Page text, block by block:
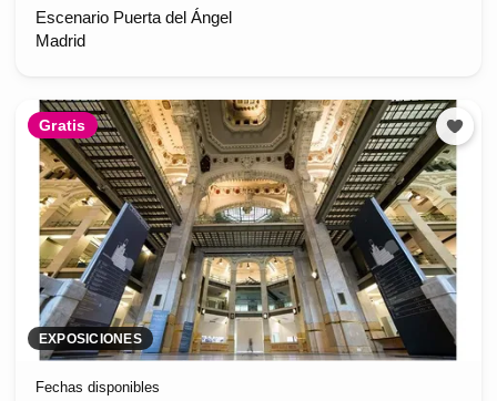
Escenario Puerta del Ángel
Madrid
Gratis
EXPOSICIONES
Fechas disponibles